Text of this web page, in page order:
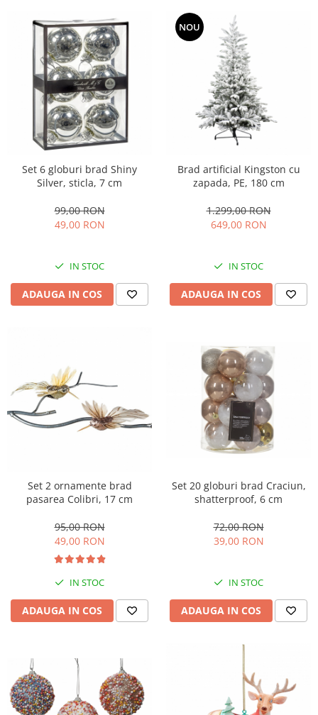
Set 6 globuri brad Shiny
Silver, sticla, 7 cm
99,00 RON
49,00 RON
IN STOC
ADAUGA IN COS
NOU
Brad artificial Kingston cu
zapada, PE, 180 cm
1.299,00 RON
649,00 RON
IN STOC
ADAUGA IN COS
Set 2 ornamente brad
pasarea Colibri, 17 cm
95,00 RON
49,00 RON
IN STOC
ADAUGA IN COS
Set 20 globuri brad Craciun,
shatterproof, 6 cm
72,00 RON
39,00 RON
IN STOC
ADAUGA IN COS